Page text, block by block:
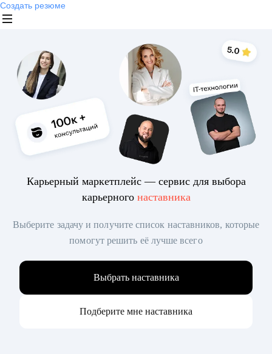
Создать резюме
Карьерный маркетплейс — сервис для выбора
карьерного наставника
Выберите задачу и получите список наставников, которые
помогут решить её лучше всего
Выбрать наставника
Подберите мне наставника